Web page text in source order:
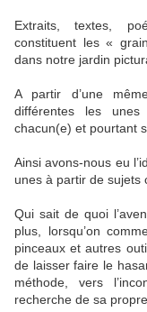
Extraits, textes,
constituent les «
dans notre jardin
A partir d’une
différentes les
chacun(e) et pourtant
Ainsi avons-nous eu
unes à partir de sujets
Qui sait de quoi
plus, lorsqu’on
pinceaux et autres
de laisser faire le
méthode, vers
recherche de sa